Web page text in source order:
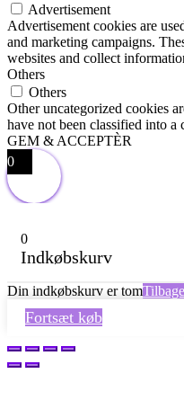
Advertisement
Advertisement cookies are
and marketing campaigns.
websites and collect
Others
Others
Other uncategorized cookies
have not been classified into a
GEM & ACCEPTÈR
0
0
Indkøbskurv
Din indkøbskurv er tom
Fortsæt køb